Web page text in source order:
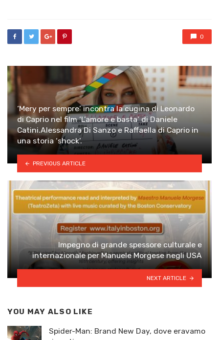
0
‘Mery per sempre’ incontra la cugina di Leonardo
di Caprio nel film ‘L’amore e basta’ di Daniele
Catini.Alessandra Di Sanzo e Raffaella di Caprio in
una storia ‘shock’.
PREVIOUS ARTICLE
Impegno di grande spessore culturale e
internazionale per Manuele Morgese negli USA
NEXT ARTICLE
YOU MAY ALSO LIKE
Spider-Man: Brand New Day, dove eravamo